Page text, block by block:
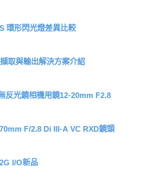
環形閃光燈差異比較
取與輸出解決方案介紹
反光鏡相機用鏡12-20mm F2.8
F/2.8 Di III-A VC RXD鏡頭
I/O新品